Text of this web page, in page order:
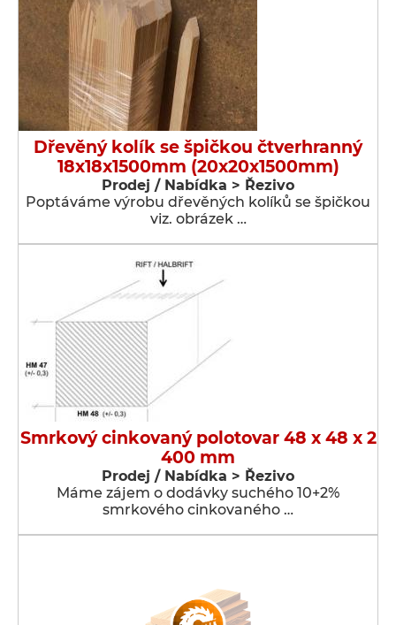
Dřevěný kolík se špičkou čtverhranný
18x18x1500mm (20x20x1500mm)
Prodej / Nabídka > Řezivo
Poptáváme výrobu dřevěných kolíků se špičkou
viz. obrázek …
Smrkový cinkovaný polotovar 48 x 48 x 2
400 mm
Prodej / Nabídka > Řezivo
Máme zájem o dodávky suchého 10+2%
smrkového cinkovaného …